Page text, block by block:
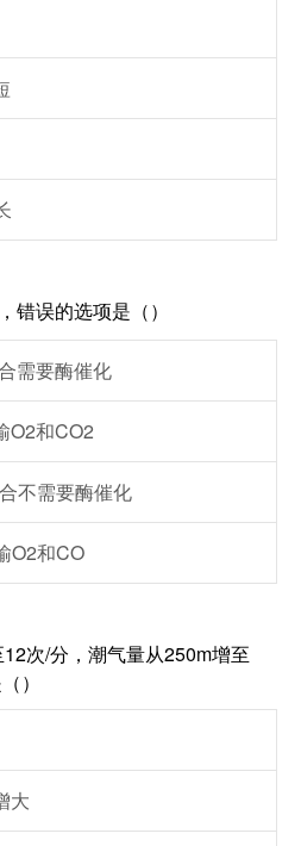
错误的选项是（）
需要酶催化
O2和CO2
不需要酶催化
O2和CO
次/分，潮气量从250m增至
）
大